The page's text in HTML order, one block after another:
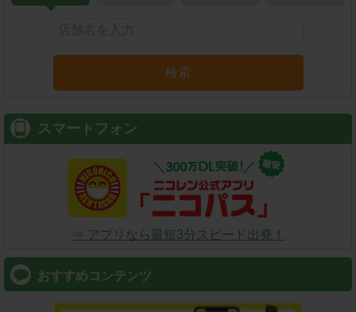
検索
スマートフォン
⇒ アプリなら最短3分スピード出発！
おすすめコンテンツ